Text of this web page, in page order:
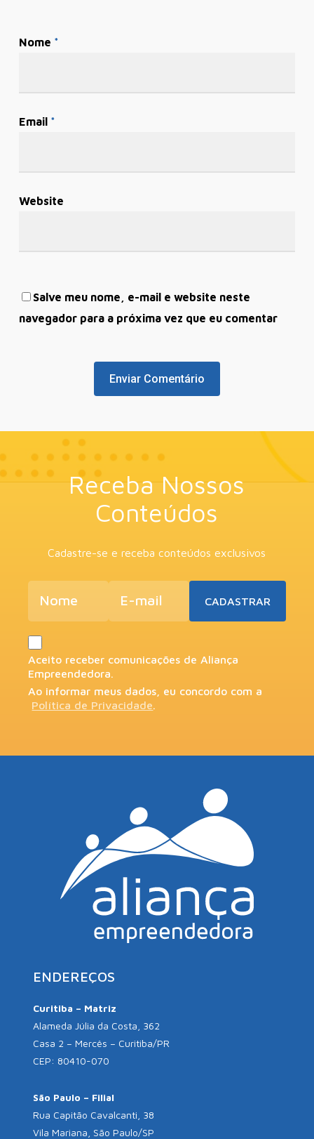
Nome *
Email *
Website
Salve meu nome, e-mail e website neste
navegador para a próxima vez que eu comentar
Receba Nossos
Conteúdos
Cadastre-se e receba conteúdos exclusivos
Aceito receber comunicações de Aliança
Empreendedora.
Ao informar meus dados, eu concordo com a
Política de Privacidade.
ENDEREÇOS
Curitiba – Matriz
Alameda Júlia da Costa, 362
Casa 2 – Mercês – Curitiba/PR
CEP: 80410-070
São Paulo – Filial
Rua Capitão Cavalcanti, 38
Vila Mariana, São Paulo/SP